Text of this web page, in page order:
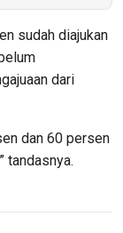
sudah diajukan
dari
dan 60 persen
tandasnya.